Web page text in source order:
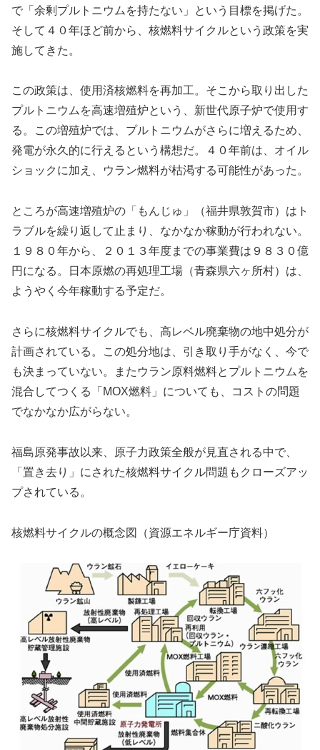
で「余剰プルトニウムを持たない」という目標を掲げた。
そして４０年ほど前から、核燃料サイクルという政策を実
施してきた。
この政策は、使用済核燃料を再加工。そこから取り出した
プルトニウムを高速増殖炉という、新世代原子炉で使用す
る。この増殖炉では、プルトニウムがさらに増えるため、
発電が永久的に行えるという構想だ。４０年前は、オイル
ショックに加え、ウラン燃料が枯渇する可能性があった。
ところが高速増殖炉の「もんじゅ」（福井県敦賀市）はト
ラブルを繰り返して止まり、なかなか稼動が行われない。
１９８０年から、２０１３年度までの事業費は９８３０億
円になる。日本原燃の再処理工場（青森県六ヶ所村）は、
ようやく今年稼動する予定だ。
さらに核燃料サイクルでも、高レベル廃棄物の地中処分が
計画されている。この処分地は、引き取り手がなく、今で
も決まっていない。またウラン原料燃料とプルトニウムを
混合してつくる「MOX燃料」についても、コストの問題
でなかなか広がらない。
福島原発事故以来、原子力政策全般が見直される中で、
「置き去り」にされた核燃料サイクル問題もクローズアッ
プされている。
核燃料サイクルの概念図（資源エネルギー庁資料）